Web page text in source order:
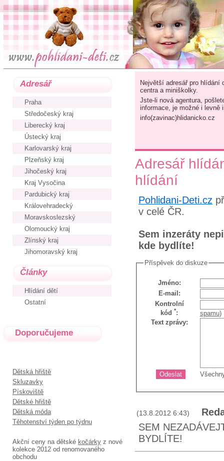
Adresář
Praha
Středočeský kraj
Liberecký kraj
Ústecký kraj
Karlovarský kraj
Plzeňský kraj
Jihočeský kraj
Kraj Vysočina
Pardubický kraj
Královehradecký
Moravskoslezský
Olomoucký kraj
Zlínský kraj
Jihomoravský kraj
Články
Hlídání dětí
Ostatní
Doporučujeme
Dětská hřiště
Skluzavky
Pískoviště
Dětské hřiště
Dětská móda
Těhotenství týden po týdnu
Akční ceny na dětské kočárky z nové
kolekce 2012 od renomovaného
obchodu
Největší adresář pro hlídání
centra a miniškolky.
Jste-li nová agentura,
informace, je možné i levně
info(zavinac)hlidanicko.cz
Adresář
hlídání
Pohlidani-Deti.cz
v celé ČR.
Sem inzeráty
kde bydlíte!
Příspěvek do diskuze
Jméno:
E-mail :
Kontrolní
kód*: spamu)
Text zprávy:
(13.8.2012 6:43)
SEM
BYDLÍTE!